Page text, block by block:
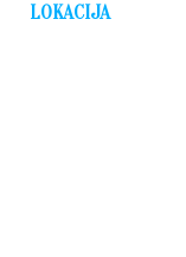
LOKACIJA